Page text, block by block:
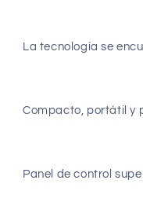
La tecnología se
Compacto, portátil y
Panel de control